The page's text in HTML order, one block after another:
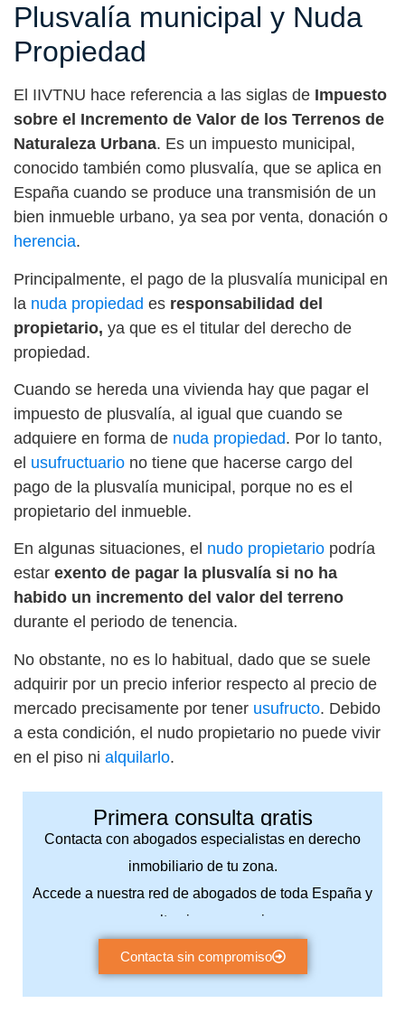
Plusvalía municipal y Nuda
Propiedad
El IIVTNU hace referencia a las siglas de Impuesto
sobre el Incremento de Valor de los Terrenos de
Naturaleza Urbana. Es un impuesto municipal,
conocido también como plusvalía, que se aplica en
España cuando se produce una transmisión de un
bien inmueble urbano, ya sea por venta, donación o
herencia.
Principalmente, el pago de la plusvalía municipal en
la nuda propiedad es responsabilidad del
propietario, ya que es el titular del derecho de
propiedad.
Cuando se hereda una vivienda hay que pagar el
impuesto de plusvalía, al igual que cuando se
adquiere en forma de nuda propiedad. Por lo tanto,
el usufructuario no tiene que hacerse cargo del
pago de la plusvalía municipal, porque no es el
propietario del inmueble.
En algunas situaciones, el nudo propietario podría
estar exento de pagar la plusvalía si no ha
habido un incremento del valor del terreno
durante el periodo de tenencia.
No obstante, no es lo habitual, dado que se suele
adquirir por un precio inferior respecto al precio de
mercado precisamente por tener usufructo. Debido
a esta condición, el nudo propietario no puede vivir
en el piso ni alquilarlo.
Primera consulta gratis
Contacta con abogados especialistas en derecho
inmobiliario de tu zona.
Accede a nuestra red de abogados de toda España y
consulta sin compromiso.
Contacta sin compromiso